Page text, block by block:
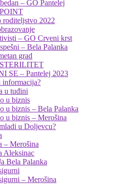
– GO Pantelej
roditeljstvo 2022
– GO Crveni krst
– Bela Palanka
grad
SE – Pantelej 2023
informacija?
u tuđini
u biznis
u biznis – Bela Palanka
u biznis – Merošina
u Doljevcu?
– Merošina
Aleksinac
Bela Palanka
– Merošina